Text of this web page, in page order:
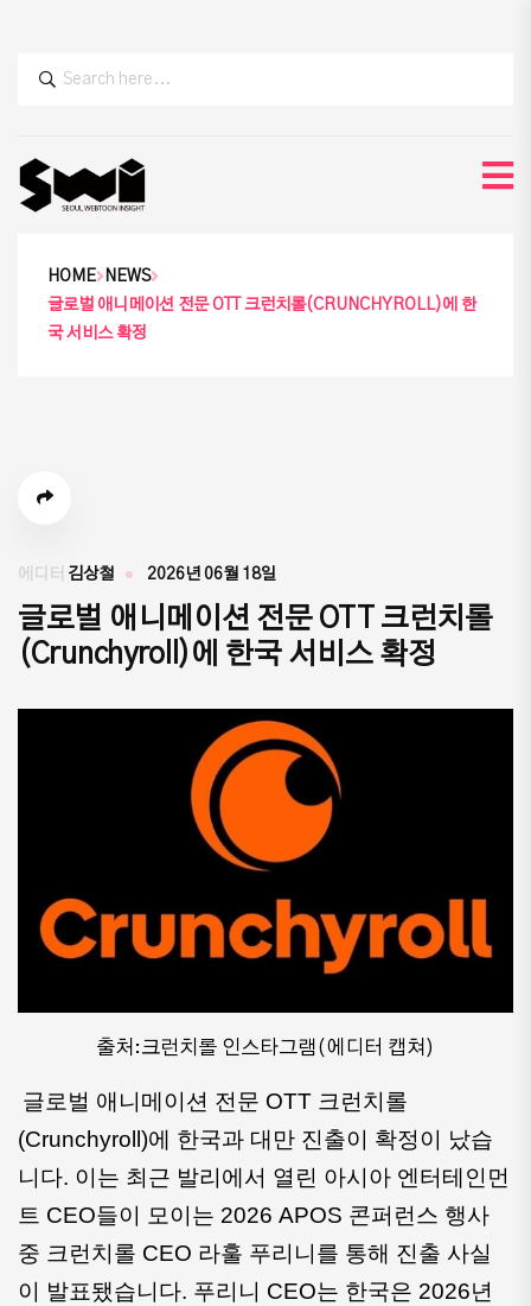
HOME
NEWS
글로벌 애니메이션 전문 OTT 크런치롤(CRUNCHYROLL)에 한
국 서비스 확정
에디터 김상철 2026년 06월 18일
글로벌 애니메이션 전문 OTT 크런치롤
(Crunchyroll)에 한국 서비스 확정
출처:크런치롤 인스타그램(에디터 캡쳐)
글로벌 애니메이션 전문 OTT 크런치롤
(Crunchyroll)에 한국과 대만 진출이 확정이 났습
니다. 이는 최근 발리에서 열린 아시아 엔터테인먼
트 CEO들이 모이는 2026 APOS 콘퍼런스 행사
중 크런치롤 CEO 라훌 푸리니를 통해 진출 사실
이 발표됐습니다. 푸리니 CEO는 한국은 2026년